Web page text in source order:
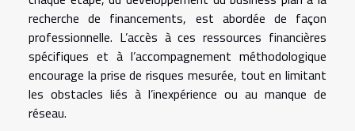
recherche de financements, est abordée de façon
professionnelle. L’accès à ces ressources financières
spécifiques et à l’accompagnement méthodologique
encourage la prise de risques mesurée, tout en limitant
les obstacles liés à l’inexpérience ou au manque de
réseau.